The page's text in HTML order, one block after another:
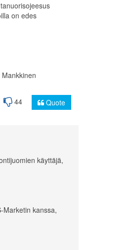
on edes
44 Quote
käyttäjä,
Marketin kanssa,